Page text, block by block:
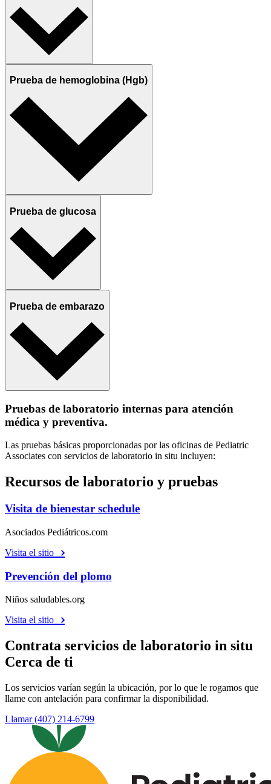
Prueba de hemoglobina (Hgb)
Prueba de glucosa
Prueba de embarazo
Pruebas de laboratorio internas para atención
médica y preventiva.
Las pruebas básicas proporcionadas por las oficinas de Pediatric
Associates con servicios de laboratorio in situ incluyen:
Recursos de laboratorio y pruebas
Visita de bienestar schedule
Asociados Pediátricos.com
Visita el sitio
Prevención del plomo
Niños saludables.org
Visita el sitio
Contrata servicios de laboratorio in situ
Cerca de ti
Los servicios varían según la ubicación, por lo que le rogamos que
llame con antelación para confirmar la disponibilidad.
Llamar (407) 214-6799